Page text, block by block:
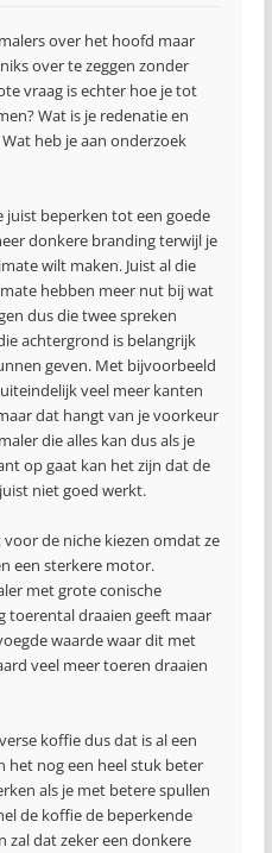
over het hoofd maar
over te zeggen zonder
vraag is echter hoe je tot
Wat is je redenatie en
heb je aan onderzoek
juist beperken tot een goede
donkere branding terwijl je
wilt maken. Juist al die
hebben meer nut bij wat
dus die twee spreken
achtergrond is belangrijk
geven. Met bijvoorbeeld
veel meer kanten
dat hangt van je voorkeur
die alles kan dus als je
op gaat kan het zijn dat de
niet goed werkt.
voor de niche kiezen omdat ze
een sterkere motor.
met grote conische
toerental draaien geeft maar
waarde waar dit met
veel meer toeren draaien
koffie dus dat is al een
het nog een heel stuk beter
als je met betere spullen
de koffie de beperkende
zal dat zeker een donkere